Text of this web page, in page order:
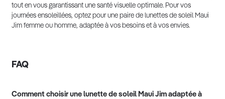
tout en vous garantissant une santé visuelle optimale. Pour vos
journées ensoleillées, optez pour une paire de lunettes de soleil Maui
Jim femme ou homme, adaptée à vos besoins et à vos envies.
FAQ
Comment choisir une lunette de soleil Maui Jim adaptée à